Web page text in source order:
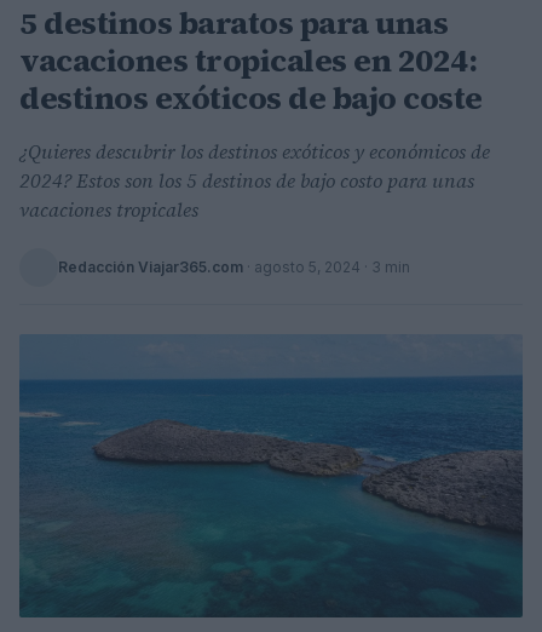
5 destinos baratos para unas
vacaciones tropicales en 2024:
destinos exóticos de bajo coste
¿Quieres descubrir los destinos exóticos y económicos de
2024? Estos son los 5 destinos de bajo costo para unas
vacaciones tropicales
Redacción Viajar365.com · agosto 5, 2024 · 3 min